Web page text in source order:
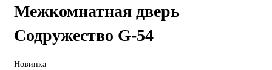
Межкомнатная дверь
Содружество G-54
Новинка